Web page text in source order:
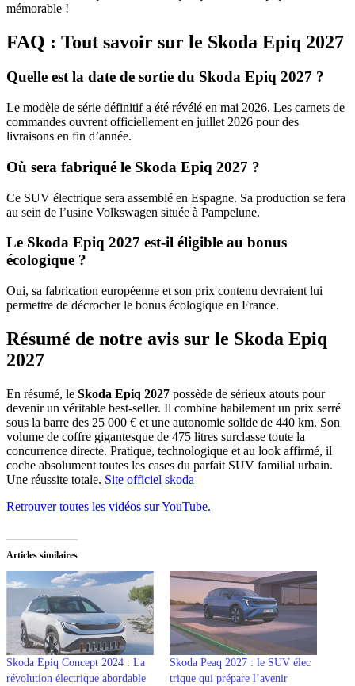
mémorable !
FAQ : Tout savoir sur le Skoda Epiq 2027
Quelle est la date de sortie du Skoda Epiq 2027 ?
Le modèle de série définitif a été révélé en mai 2026. Les carnets de
commandes ouvrent officiellement en juillet 2026 pour des
livraisons en fin d’année.
Où sera fabriqué le Skoda Epiq 2027 ?
Ce SUV électrique sera assemblé en Espagne. Sa production se fera
au sein de l’usine Volkswagen située à Pampelune.
Le Skoda Epiq 2027 est-il éligible au bonus
écologique ?
Oui, sa fabrication européenne et son prix contenu devraient lui
permettre de décrocher le bonus écologique en France.
Résumé de notre avis sur le Skoda Epiq
2027
En résumé, le Skoda Epiq 2027 possède de sérieux atouts pour
devenir un véritable best-seller. Il combine habilement un prix serré
sous la barre des 25 000 € et une autonomie solide de 440 km. Son
volume de coffre gigantesque de 475 litres surclasse toute la
concurrence directe. Pratique, technologique et au look affirmé, il
coche absolument toutes les cases du parfait SUV familial urbain.
Une réussite totale. Site officiel skoda
Retrouver toutes les vidéos sur YouTube.
Articles similaires
Skoda Epiq Concept 2024 : La
révolution électrique abordable
Skoda Peaq 2027 : le SUV élec
trique qui prépare l’avenir